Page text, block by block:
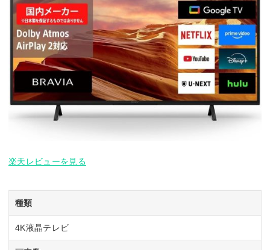
楽天レビューを見る
種類
4K液晶テレビ